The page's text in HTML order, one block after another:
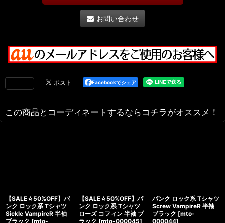
お問い合わせ
Facebookでシェア
この商品とコーディネートするならコチラがオススメ！
【SALE☆50%OFF】パ
ンク ロック系 Tシャツ
Sickle VampireR 半袖
ブラック [mto-
【SALE☆50%OFF】パ
ンク ロック系 Tシャツ
ローズ コフィン 半袖 ブ
ラック [mto-000045]
パンク ロック系 Tシャツ
Screw VampireR 半袖
ブラック [mto-
000044]